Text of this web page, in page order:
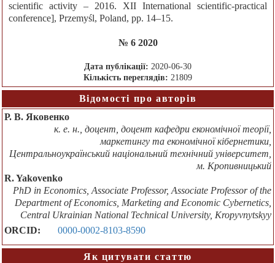
scientific activity – 2016. ХІІ International scientific-practical
conference], Przemyśl, Poland, pp. 14–15.
№ 6 2020
Дата публікації: 2020-06-30
Кількість переглядів: 21809
Відомості про авторів
Р. В. Яковенко
к. е. н., доцент, доцент кафедри економічної теорії,
маркетингу та економічної кібернетики,
Центральноукраїнський національний технічний університет,
м. Кропивницький
R. Yakovenko
PhD in Economics, Associate Professor, Associate Professor of the
Department of Economics, Marketing and Economic Cybernetics,
Central Ukrainian National Technical University, Kropyvnytskyy
ORCID:
0000-0002-8103-8590
Як цитувати статтю